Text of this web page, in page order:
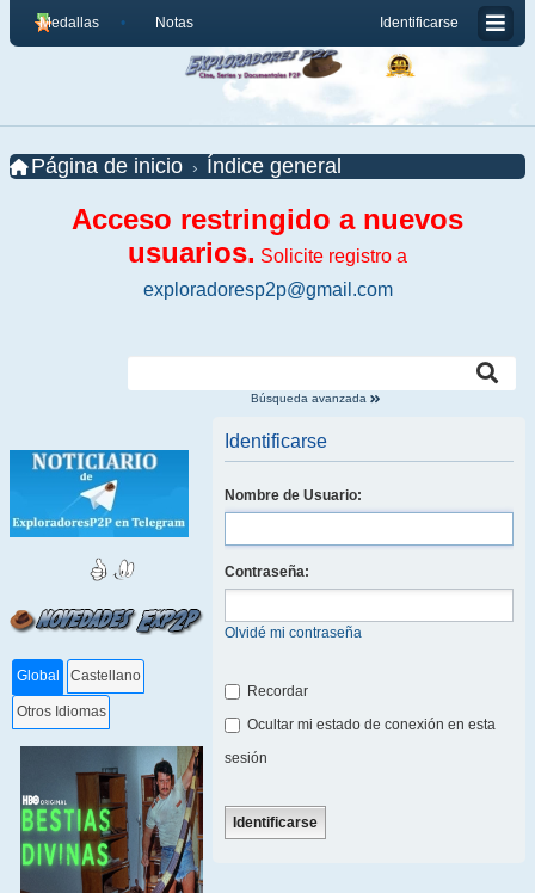
Identificarse
Medallas Notas
Página de inicio Índice general
Acceso restringido a nuevos
usuarios. Solicite registro a
exploradoresp2p@gmail.com
Búsqueda avanzada
Global Castellano
Otros Idiomas
Identificarse
Nombre de Usuario:
Contraseña:
Olvidé mi contraseña
Recordar
Ocultar mi estado de conexión en esta
sesión